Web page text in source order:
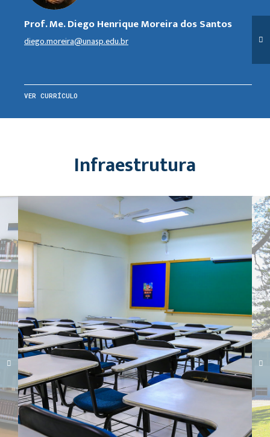
Prof. Me. Diego Henrique Moreira dos Santos
diego.moreira@unasp.edu.br
VER CURRÍCULO
Infraestrutura
Carregando galeria...